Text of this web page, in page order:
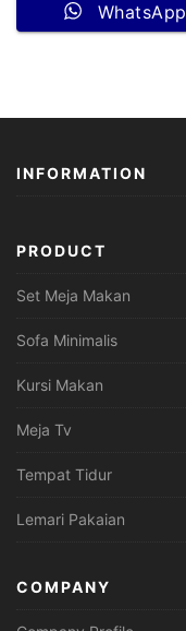
WhatsApp
INFORMATION
PRODUCT
Set Meja Makan
Sofa Minimalis
Kursi Makan
Meja Tv
Tempat Tidur
Lemari Pakaian
COMPANY